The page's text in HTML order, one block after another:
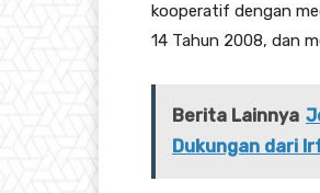
kooperatif dengan
14 Tahun 2008, dan
Berita Lainnya
Dukungan dari